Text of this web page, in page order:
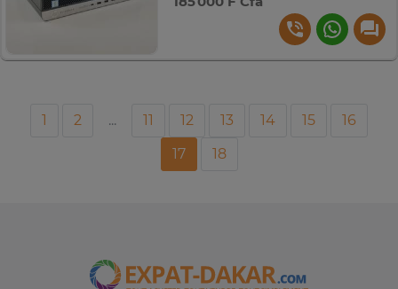
1 2 ... 11 12 13 14 15
16
17
18